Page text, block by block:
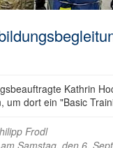
Kathrin
um dort ein "Basic
Frodl